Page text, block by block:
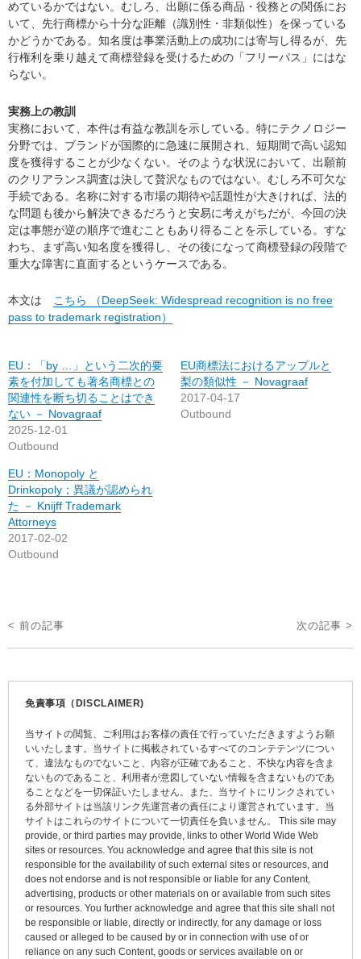
めているかではない。むしろ、出願に係る商品・役務との関係にお
いて、先行商標から十分な距離（識別性・非類似性）を保っている
かどうかである。知名度は事業活動上の成功には寄与し得るが、先
行権利を乗り越えて商標登録を受けるための「フリーパス」にはな
らない。
実務上の教訓
実務において、本件は有益な教訓を示している。特にテクノロジー
分野では、ブランドが国際的に急速に展開され、短期間で高い認知
度を獲得することが少なくない。そのような状況において、出願前
のクリアランス調査は決して贅沢なものではない。むしろ不可欠な
手続である。名称に対する市場の期待や話題性が大きければ、法的
な問題も後から解決できるだろうと安易に考えがちだが、今回の決
定は事態が逆の順序で進むこともあり得ることを示している。すな
わち、まず高い知名度を獲得し、その後になって商標登録の段階で
重大な障害に直面するというケースである。
本文は
こちら （DeepSeek: Widespread recognition is no free
pass to trademark registration）
EU：「by …」という二次的要
素を付加しても著名商標との
関連性を断ち切ることはでき
ない － Novagraaf
2025-12-01
Outbound
EU商標法におけるアップルと
梨の類似性 － Novagraaf
2017-04-17
Outbound
EU：Monopoly と
Drinkopoly；異議が認められ
た － Knijff Trademark
Attorneys
2017-02-02
Outbound
投
稿
< 前の記事 次の記事 >
免責事項（DISCLAIMER)
当サイトの閲覧、ご利用はお客様の責任で行っていただきますようお願
いいたします。当サイトに掲載されているすべてのコンテテンツについ
て、違法なものでないこと、内容が正確であること、不快な内容を含ま
ないものであること、利用者が意図していない情報を含まないものであ
ることなどを一切保証いたしません。また、当サイトにリンクされてい
る外部サイトは当該リンク先運営者の責任により運営されています。当
サイトはこれらのサイトについて一切責任を負いません。 This site may
provide, or third parties may provide, links to other World Wide Web
sites or resources. You acknowledge and agree that this site is not
responsible for the availability of such external sites or resources, and
does not endorse and is not responsible or liable for any Content,
advertising, products or other materials on or available from such sites
or resources. You further acknowledge and agree that this site shall not
be responsible or liable, directly or indirectly, for any damage or loss
caused or alleged to be caused by or in connection with use of or
reliance on any such Content, goods or services available on or